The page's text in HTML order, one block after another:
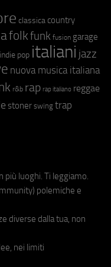
classica country
folkfunk fusion garage
indie pop italiani jazz
nuova musica italiana
r&b rap rap italiano reggae
stoner swing trap
più luoghi. Ti leggiamo.
polemiche e
diverse dalla tua, non
nei limiti